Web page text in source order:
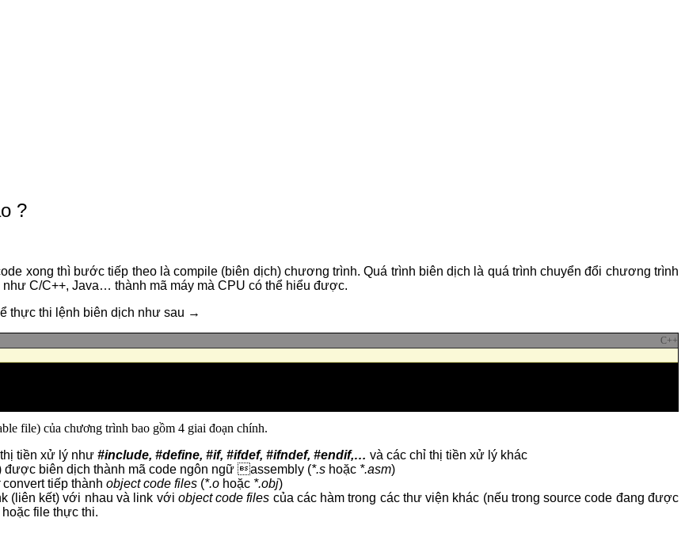
?
xong thì bước tiếp theo là compile (biên dịch) chương trình. Quá trình biên dịch là quá trình chuyển đổi chương trình
C/C++, Java… thành mã máy mà CPU có thể hiểu được.
thực thi lệnh biên dịch như sau →
C++
file) của chương trình bao gồm 4 giai đoạn chính.
tiền xử lý như #include, #define, #if, #ifdef, #ifndef, #endif,… và các chỉ thị tiền xử lý khác
biên dịch thành mã code ngôn ngữ assembly (*.s hoặc *.asm)
convert tiếp thành object code files (*.o hoặc *.obj)
(liên kết) với nhau và link với object code files của các hàm trong các thư viện khác (nếu trong source code đang được
file thực thi.